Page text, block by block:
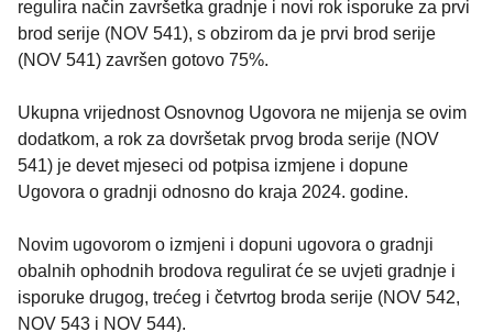
regulira način završetka gradnje i novi rok isporuke za prvi
brod serije (NOV 541), s obzirom da je prvi brod serije
(NOV 541) završen gotovo 75%.
Ukupna vrijednost Osnovnog Ugovora ne mijenja se ovim
dodatkom, a rok za dovršetak prvog broda serije (NOV
541) je devet mjeseci od potpisa izmjene i dopune
Ugovora o gradnji odnosno do kraja 2024. godine.
Novim ugovorom o izmjeni i dopuni ugovora o gradnji
obalnih ophodnih brodova regulirat će se uvjeti gradnje i
isporuke drugog, trećeg i četvrtog broda serije (NOV 542,
NOV 543 i NOV 544).